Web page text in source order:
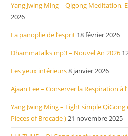
Yang Jwing Ming – Qigong Meditation,
2026
La panoplie de l’esprit 18 février 2026
Dhammatalks mp3 – Nouvel An 2026
Les yeux intérieurs8 janvier 2026
Ajaan Lee – Conserver la Respiration à
Yang Jwing Ming – Eight simple
Pieces of Brocade )21 novembre 2025